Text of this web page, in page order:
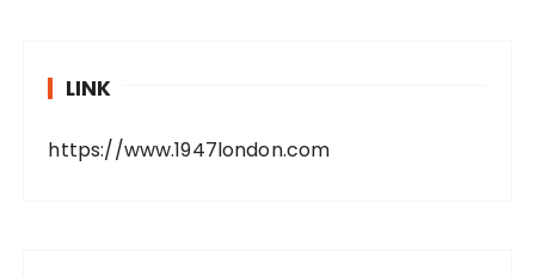
LINK
https://www.1947london.com